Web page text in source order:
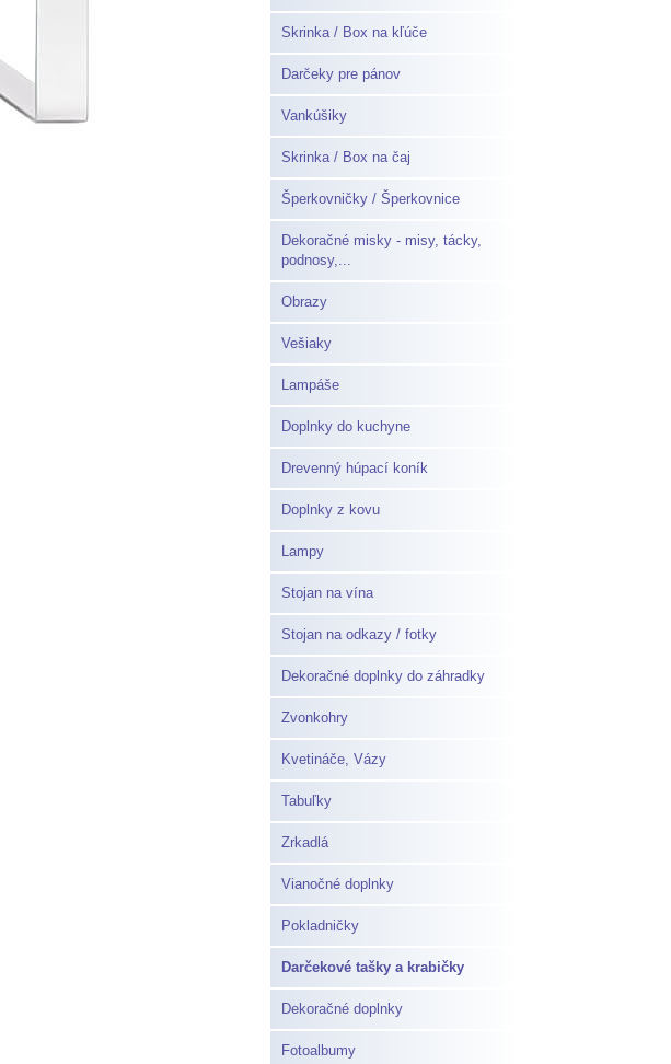
Skrinka / Box na kľúče
Darčeky pre pánov
Vankúšiky
Skrinka / Box na čaj
Šperkovničky / Šperkovnice
Dekoračné misky - misy, tácky,
podnosy,...
Obrazy
Vešiaky
Lampáše
Doplnky do kuchyne
Drevenný húpací koník
Doplnky z kovu
Lampy
Stojan na vína
Stojan na odkazy / fotky
Dekoračné doplnky do záhradky
Zvonkohry
Kvetináče, Vázy
Tabuľky
Zrkadlá
Vianočné doplnky
Pokladničky
Darčekové tašky a krabičky
Dekoračné doplnky
Fotoalbumy